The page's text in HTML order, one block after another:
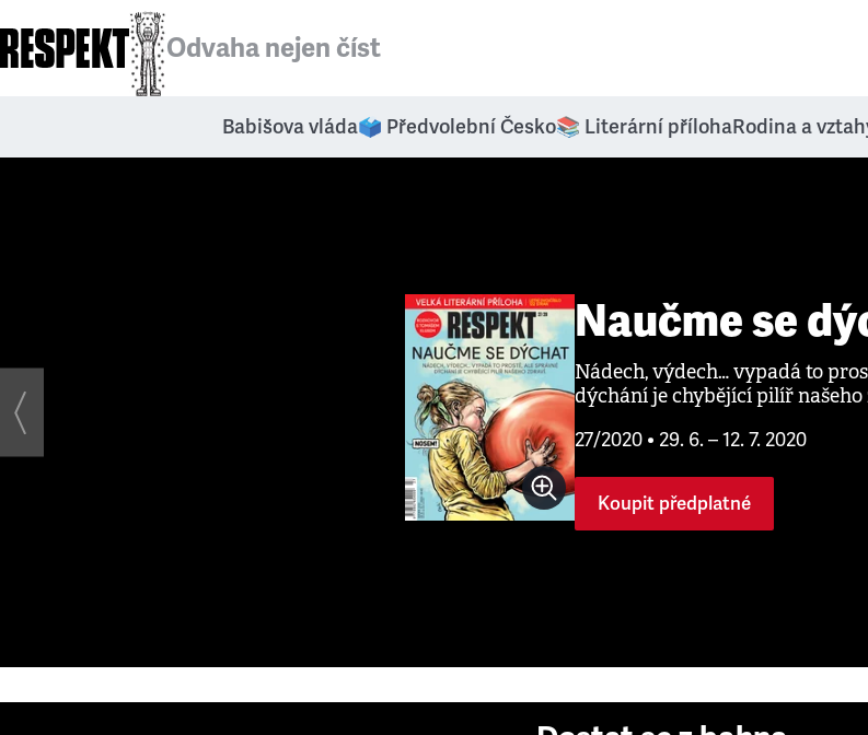
Odvaha nejen číst
Babišova vláda🗳️ Předvolební Česko📚 Literární přílohaRodina a
27/2020 • 29. 6. – 12. 7. 2020
Naučme se
Nádech, výdech… vypadá to
dýchání je chybějící pilíř našeho
Koupit předplatné